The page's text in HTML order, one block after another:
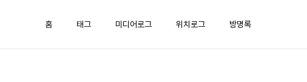
홈 태그 미디어로그 위치로그 방명록